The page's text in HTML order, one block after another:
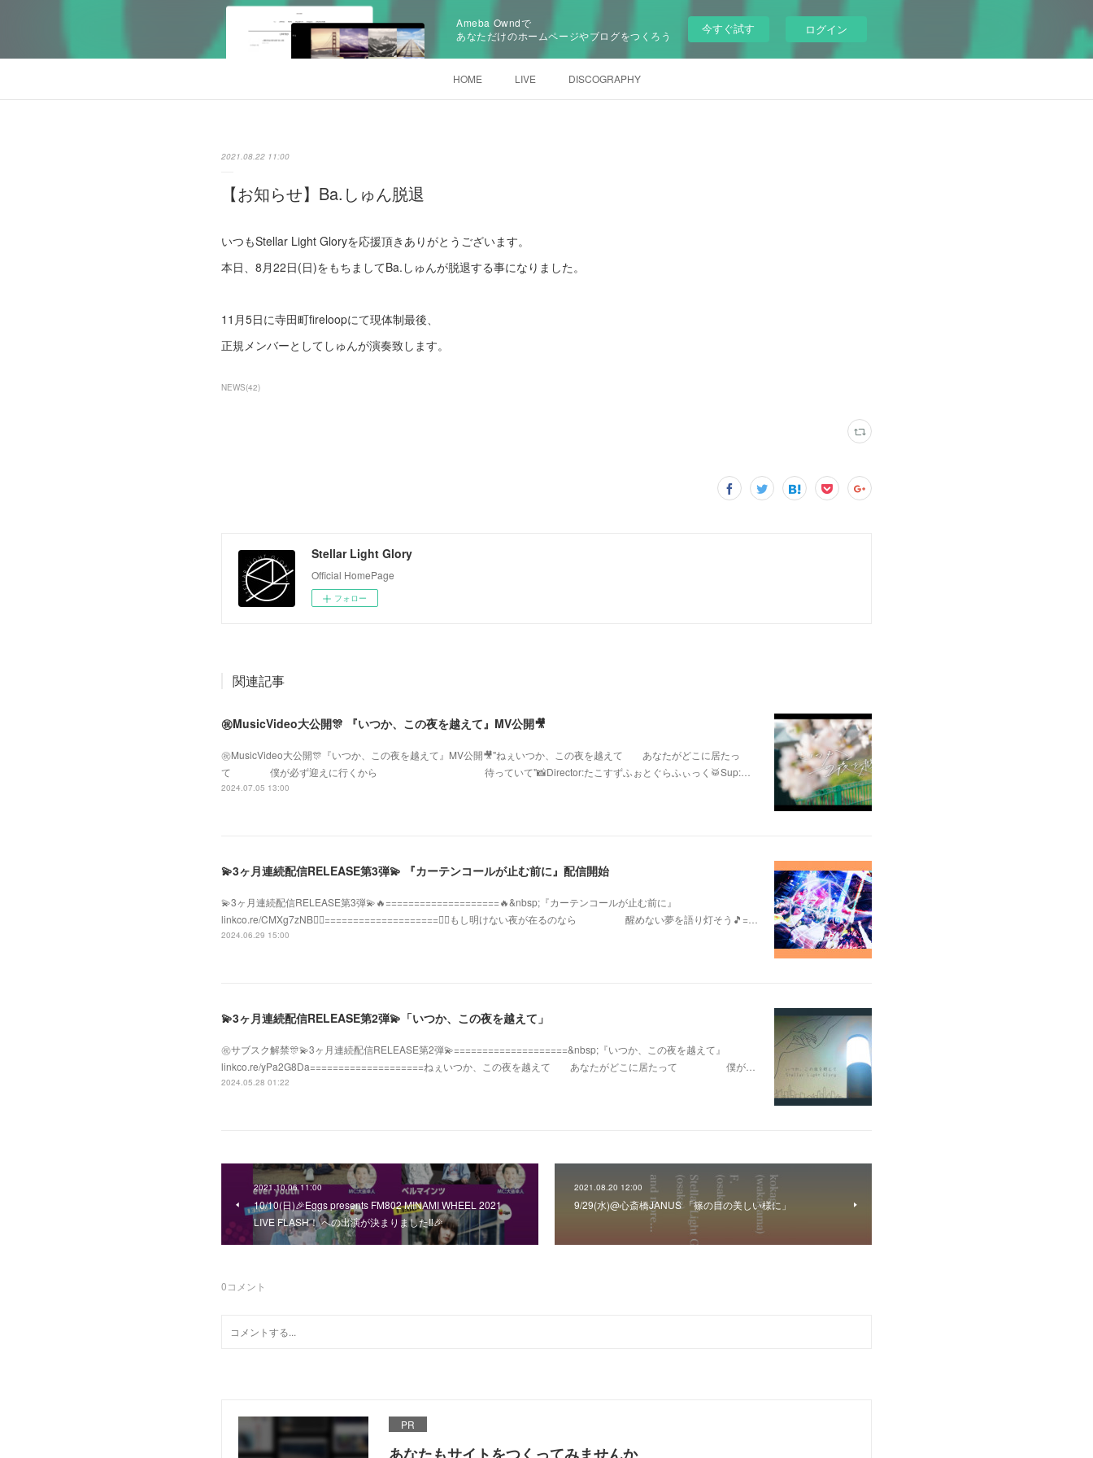
Ameba Owndで
あなただけのホームページやブログをつくろう
今すぐ試す ログイン
HOME LIVE DISCOGRAPHY
2021.08.22 11:00
【お知らせ】Ba.しゅん脱退
いつもStellar Light Gloryを応援頂きありがとうございます。
本日、8月22日(日)をもちましてBa.しゅんが脱退する事になりました。
11月5日に寺田町fireloopにて現体制最後、
正規メンバーとしてしゅんが演奏致します。
NEWS(42)
Stellar Light Glory
Official HomePage
フォロー
関連記事
㊗️MusicVideo大公開🎊 『いつか、この夜を越えて』MV公開🎥
㊗️MusicVideo大公開🎊『いつか、この夜を越えて』MV公開🎥"ねぇいつか、この夜を越えて あなたがどこに居たっ
て 僕が必ず迎えに行くから 待っていて"📸Director:たこすずふぉとぐらふぃっく🥁Sup:…
2024.07.05 13:00
💫3ヶ月連続配信RELEASE第3弾💫 『カーテンコールが止む前に』配信開始
💫3ヶ月連続配信RELEASE第3弾💫🔥====================🔥&nbsp;『カーテンコールが止む前に』
linkco.re/CMXg7zNB❤️‍🔥====================❤️‍🔥もし明けない夜が在るのなら 醒めない夢を語り灯そう🎵=…
2024.06.29 15:00
💫3ヶ月連続配信RELEASE第2弾💫「いつか、この夜を越えて」
㊗️サブスク解禁🎊💫3ヶ月連続配信RELEASE第2弾💫====================&nbsp;『いつか、この夜を越えて』
linkco.re/yPa2G8Da====================ねぇいつか、この夜を越えて あなたがどこに居たって 僕が…
2024.05.28 01:22
2021.10.06 11:00
10/10(日)🎉Eggs presents FM802 MINAMI WHEEL 2021
LIVE FLASH！ への出演が決まりました‼️🎉
2021.08.20 12:00
9/29(水)@心斎橋JANUS 「篠の目の美しい様に」
0コメント
PR